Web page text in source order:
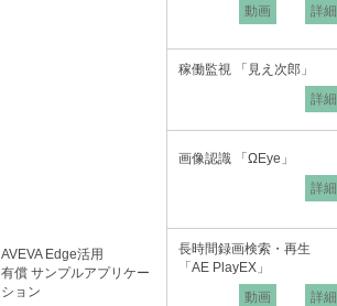
AVEVA Edge活用
有償 サンプルアプリケー
ション
動画
詳細
稼働監視 「見え次郎」
詳細
画像認識 「ΩEye」
詳細
長時間録画検索・再生
「AE PlayEX」
動画
詳細